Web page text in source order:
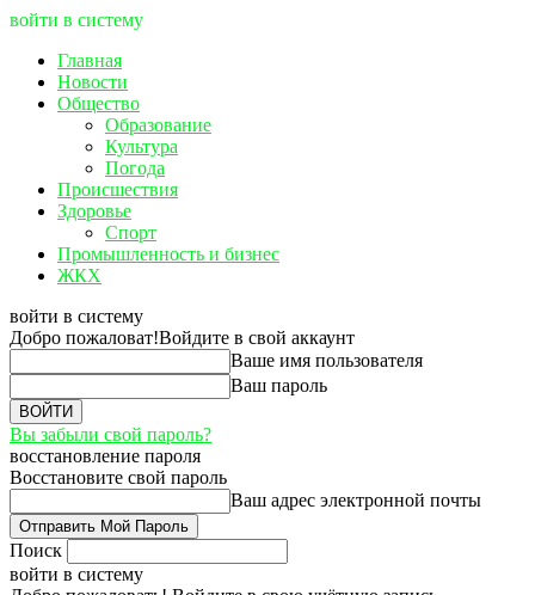
войти в систему
Главная
Новости
Общество
Образование
Культура
Погода
Происшествия
Здоровье
Спорт
Промышленность и бизнес
ЖКХ
войти в систему
Добро пожаловат!Войдите в свой аккаунт
Ваше имя пользователя
Ваш пароль
Вы забыли свой пароль?
восстановление пароля
Восстановите свой пароль
Ваш адрес электронной почты
Поиск
войти в систему